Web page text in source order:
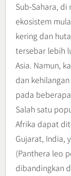
Sub-Sahara,
ekosistem
kering dan
tersebar lebih
Asia. Namun,
dan
pada
Salah satu
Afrika dapat
Gujarat, India,
(Panthera leo
dibandingkan